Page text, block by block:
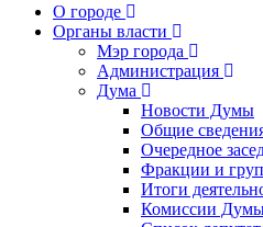
О городе
Органы власти
Мэр города
Администрация
Дума
Новости Думы
Общие
Очередное
Фракции и
Итоги
Комиссии